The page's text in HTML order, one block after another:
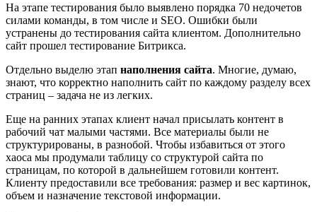
На этапе тестирования было выявлено порядка 70 недочетов
силами команды, в том числе и SEO. Ошибки были
устранены до тестирования сайта клиентом. Дополнительно
сайт прошел тестирование Битрикса.
Отдельно выделю этап наполнения сайта. Многие, думаю,
знают, что корректно наполнить сайт по каждому разделу всех
страниц – задача не из легких.
Еще на ранних этапах клиент начал присылать контент в
рабочий чат малыми частями. Все материалы были не
структурированы, в разнобой. Чтобы избавиться от этого
хаоса мы продумали таблицу со структурой сайта по
страницам, по которой в дальнейшем готовили контент.
Клиенту предоставили все требования: размер и вес картинок,
объем и назначение текстовой информации.